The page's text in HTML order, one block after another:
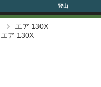
登山
エア 130X
エア 130X